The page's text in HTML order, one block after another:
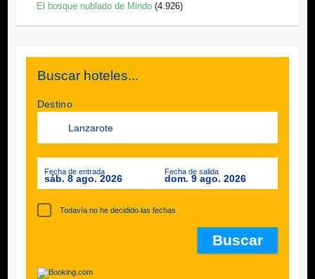
El bosque nublado de Mindo (4.926)
Buscar hoteles...
Destino
Fecha de entrada
sáb. 8 ago. 2026
Fecha de salida
dom. 9 ago. 2026
Todavía no he decidido las fechas